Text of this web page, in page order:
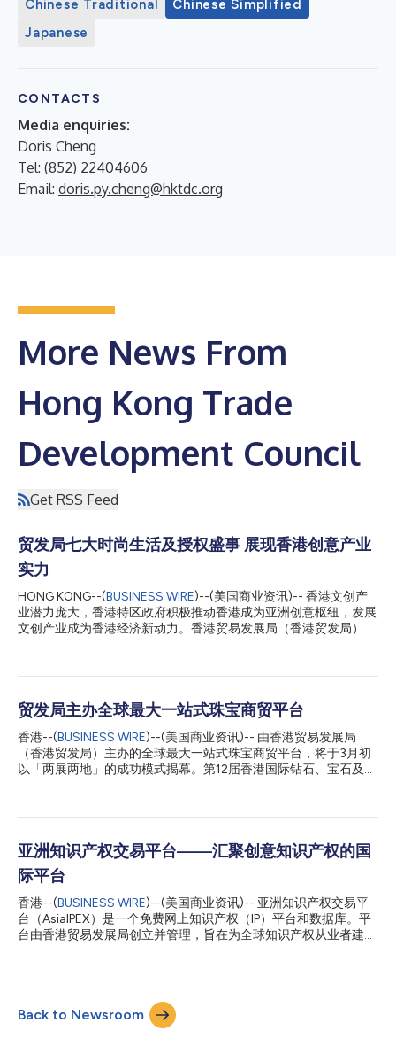
Chinese Traditional
Chinese Simplified
Japanese
CONTACTS
Media enquiries:
Doris Cheng
Tel: (852) 22404606
Email: doris.py.cheng@hktdc.org
More News From
Hong Kong Trade
Development Council
Get RSS Feed
贸发局七大时尚生活及授权盛事 展现香港创意产业
实力
HONG KONG--(BUSINESS WIRE)--(美国商业资讯)-- 香港文创产
业潜力庞大，香港特区政府积极推动香港成为亚洲创意枢纽，发展
文创产业成为香港经济新动力。香港贸易发展局（香港贸发局）呼
包括4月27至30日在香港会议展览中心举行的香港礼品及赠品展
节（Fashion InStyle）；以及在亚洲国际博览馆举办的香港国际印
际授权展（授权展）及亚洲授权业会议则会在会展举行。七项活动
为香港文创产业界打造连接中国内地及国际市场的桥梁，巩固香港
作为区域创意枢纽的领导地位。 礼品潮流荟萃 激发采购商机 香港
好评的卓越廊（Hall of Fine Designs）将载誉归来，汇聚多个国际
贸发局主办全球最大一站式珠宝商贸平台
香港--(BUSINESS WIRE)--(美国商业资讯)-- 由香港贸易发展局
（香港贸发局）主办的全球最大一站式珠宝商贸平台，将于3月初
以「两展两地」的成功模式揭幕。第12届香港国际钻石、宝石及珍
举办，展示各款珠宝首饰成品。 香港贸发局副总裁古静敏表示：
中近七成来自香港以外的地区。两展预计将吸引超过110个买家团
亲临参观。香港贸发局积极打造全球最大一站式珠宝商贸平台，凸
显香港作为国际商贸及珠宝采购中心的地位。」 两展云集逾40个
展团 硬足金展馆开启金饰新篇章 珠宝双展一直备受环球业界支
持，今年云集超过40个展团。世界黄金协会将首设硬足金展馆，
向国际市场展示崭新黄金技艺。此外，今年香港表厂商会首次组团
参展，来自湖北的竹山绿松石展团同样是首度亮相。香港国际珠宝
亚洲知识产权交易平台——汇聚创意知识产权的国
际平台
香港--(BUSINESS WIRE)--(美国商业资讯)-- 亚洲知识产权交易平
台（AsiaIPEX）是一个免费网上知识产权（IP）平台和数据库。平
台由香港贸易发展局创立并管理，旨在为全球知识产权从业者建立
和设计）的知识产权，为创作者提供与潜在客户及服务供应商建立
联系的平台。平台亦展示知识产权相关条例、知识、市场新闻和成
功故事，以促进您的知识产权业务。 立即探索资源，了解知识产
Back to Newsroom